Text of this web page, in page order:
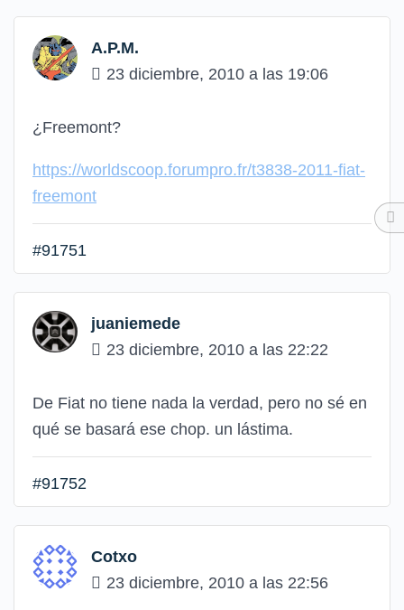
A.P.M.
23 diciembre, 2010 a las 19:06
¿Freemont?
https://worldscoop.forumpro.fr/t3838-2011-fiat-
freemont
#91751
juaniemede
23 diciembre, 2010 a las 22:22
De Fiat no tiene nada la verdad, pero no sé en
qué se basará ese chop. un lástima.
#91752
Cotxo
23 diciembre, 2010 a las 22:56